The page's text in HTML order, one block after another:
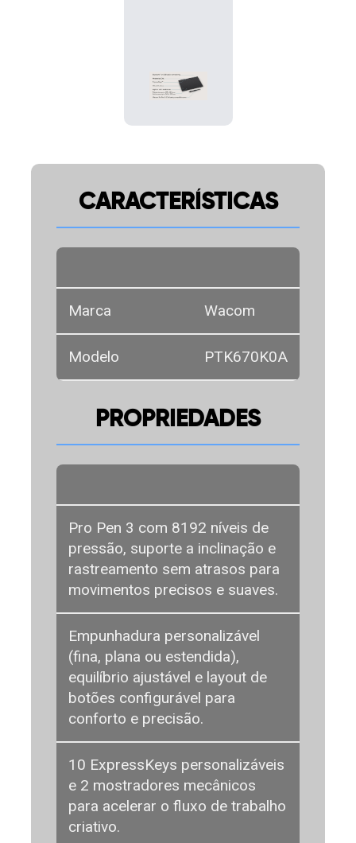
CARACTERÍSTICAS
Marca Wacom
Modelo PTK670K0A
PROPRIEDADES
Pro Pen 3 com 8192 níveis de
pressão, suporte a inclinação e
rastreamento sem atrasos para
movimentos precisos e suaves.
Empunhadura personalizável
(fina, plana ou estendida),
equilíbrio ajustável e layout de
botões configurável para
conforto e precisão.
10 ExpressKeys personalizáveis
e 2 mostradores mecânicos
para acelerar o fluxo de trabalho
criativo.